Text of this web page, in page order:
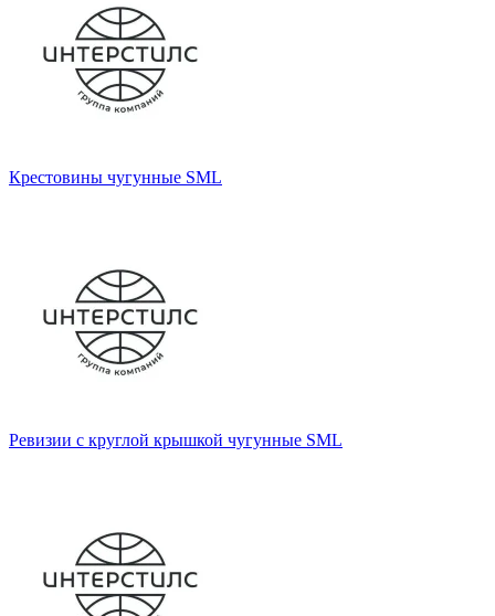
Крестовины чугунные SML
Ревизии с круглой крышкой чугунные SML